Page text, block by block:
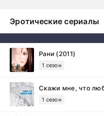
Эротические сериалы
Рани (2011)
1 сезон
Скажи мне, что
1 сезон